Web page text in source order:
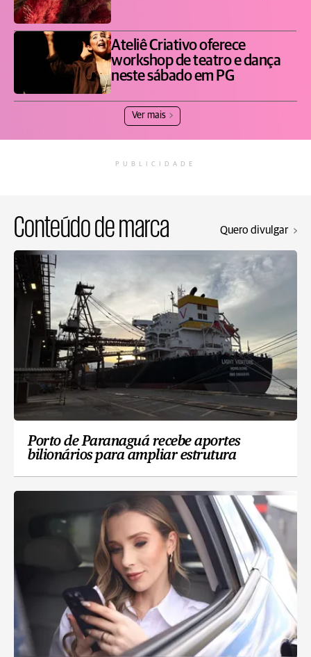
Ateliê Criativo oferece
workshop de teatro e dança
neste sábado em PG
Ver mais
PUBLICIDADE
Conteúdo de marca Quero divulgar
Porto de Paranaguá recebe aportes
bilionários para ampliar estrutura